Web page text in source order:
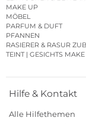
MAKE UP
MÖBEL
PARFUM & DUFT
PFANNEN
RASIERER & RASUR
TEINT | GESICHTS
Hilfe & Kontakt
Alle Hilfethemen